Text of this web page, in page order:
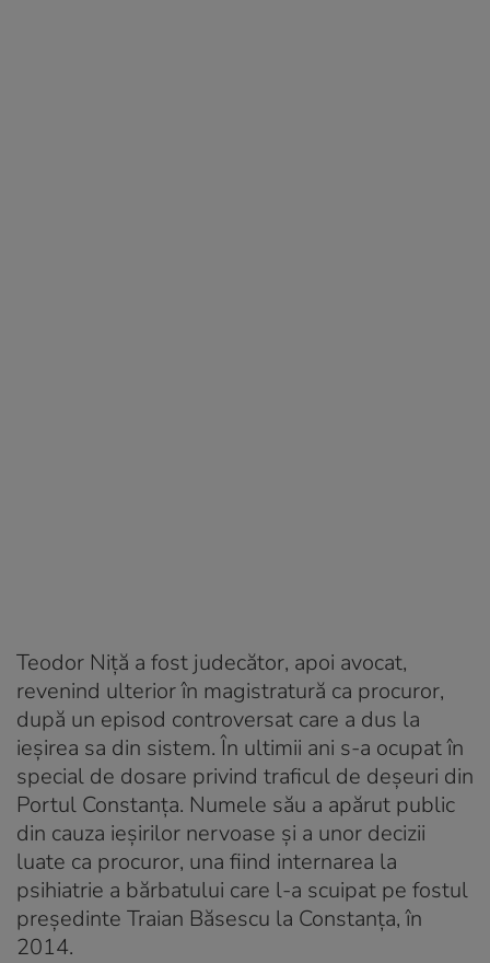
Teodor Niță a fost judecător, apoi avocat,
revenind ulterior în magistratură ca procuror,
după un episod controversat care a dus la
ieșirea sa din sistem. În ultimii ani s-a ocupat în
special de dosare privind traficul de deșeuri din
Portul Constanța. Numele său a apărut public
din cauza ieșirilor nervoase și a unor decizii
luate ca procuror, una fiind internarea la
psihiatrie a bărbatului care l-a scuipat pe fostul
președinte Traian Băsescu la Constanța, în
2014.